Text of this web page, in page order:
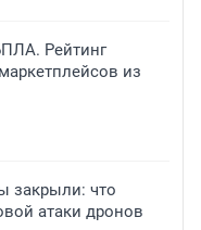
Рейтинг
из
закрыли: что
атаки дронов